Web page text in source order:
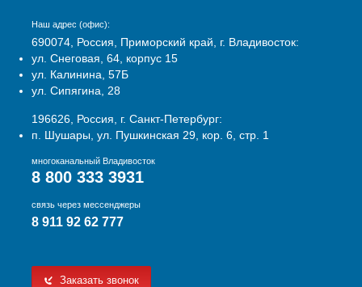
Наш адрес (офис):
690074, Россия, Приморский край, г. Владивосток:
ул. Снеговая, 64, корпус 15
ул. Калинина, 57Б
ул. Сипягина, 28
196626, Россия, г. Санкт-Петербург:
п. Шушары, ул. Пушкинская 29, кор. 6, стр. 1
многоканальный Владивосток
8 800 333 3931
связь через мессенджеры
8 911 92 62 777
Заказать звонок